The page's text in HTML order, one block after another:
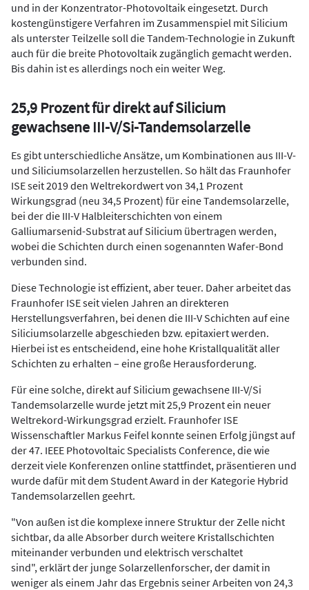
und in der Konzentrator-Photovoltaik eingesetzt. Durch
kostengünstigere Verfahren im Zusammenspiel mit Silicium
als unterster Teilzelle soll die Tandem-Technologie in Zukunft
auch für die breite Photovoltaik zugänglich gemacht werden.
Bis dahin ist es allerdings noch ein weiter Weg.
25,9 Prozent für direkt auf Silicium
gewachsene III-V/Si-Tandemsolarzelle
Es gibt unterschiedliche Ansätze, um Kombinationen aus III-V-
und Siliciumsolarzellen herzustellen. So hält das Fraunhofer
ISE seit 2019 den Weltrekordwert von 34,1 Prozent
Wirkungsgrad (neu 34,5 Prozent) für eine Tandemsolarzelle,
bei der die III-V Halbleiterschichten von einem
Galliumarsenid-Substrat auf Silicium übertragen werden,
wobei die Schichten durch einen sogenannten Wafer-Bond
verbunden sind.
Diese Technologie ist effizient, aber teuer. Daher arbeitet das
Fraunhofer ISE seit vielen Jahren an direkteren
Herstellungsverfahren, bei denen die III-V Schichten auf eine
Siliciumsolarzelle abgeschieden bzw. epitaxiert werden.
Hierbei ist es entscheidend, eine hohe Kristallqualität aller
Schichten zu erhalten – eine große Herausforderung.
Für eine solche, direkt auf Silicium gewachsene III-V/Si
Tandemsolarzelle wurde jetzt mit 25,9 Prozent ein neuer
Weltrekord-Wirkungsgrad erzielt. Fraunhofer ISE
Wissenschaftler Markus Feifel konnte seinen Erfolg jüngst auf
der 47. IEEE Photovoltaic Specialists Conference, die wie
derzeit viele Konferenzen online stattfindet, präsentieren und
wurde dafür mit dem Student Award in der Kategorie Hybrid
Tandemsolarzellen geehrt.
"Von außen ist die komplexe innere Struktur der Zelle nicht
sichtbar, da alle Absorber durch weitere Kristallschichten
miteinander verbunden und elektrisch verschaltet
sind", erklärt der junge Solarzellenforscher, der damit in
weniger als einem Jahr das Ergebnis seiner Arbeiten von 24,3